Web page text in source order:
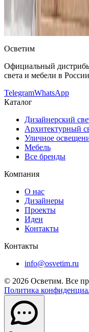
Delta Light Delta Light
OSVETIM с доставкой
Delta Light.
Осветим
Официальный
света и мебели в России
TelegramWhatsApp
Каталог
Дизайнерский
Архитектурный
Уличное
Мебель
Все бренды
Компания
О нас
Дизайнеры
Проекты
Идеи
Контакты
Контакты
info@osvetim.ru
© 2026 Осветим. Все
Политика